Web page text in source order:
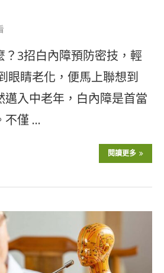
？3招白內障預防密技，輕
眼睛老化，便馬上聯想到
邁入中老年，白內障是首當
不僅 …
閱讀更多